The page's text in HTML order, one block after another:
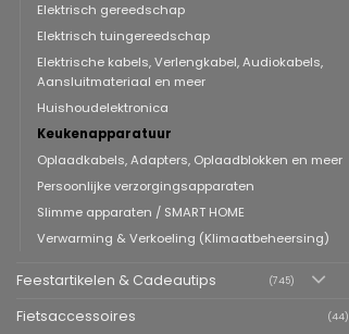
Elektrisch gereedschap
Elektrisch tuingereedschap
Elektrische kabels, Verlengkabel, Audiokabels,
Aansluitmateriaal en meer
Huishoudelektronica
Keukenapparatuur
Oplaadkabels, Adapters, Oplaadblokken en meer
Persoonlijke verzorgingsapparaten
Slimme apparaten / SMART HOME
Verwarming & Verkoeling (Klimaatbeheersing)
Feestartikelen & Cadeautips (745)
Fietsaccessoires (44)